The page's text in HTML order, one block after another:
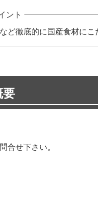
ント
ど徹底的に国産食材にこ
合せ下さい。